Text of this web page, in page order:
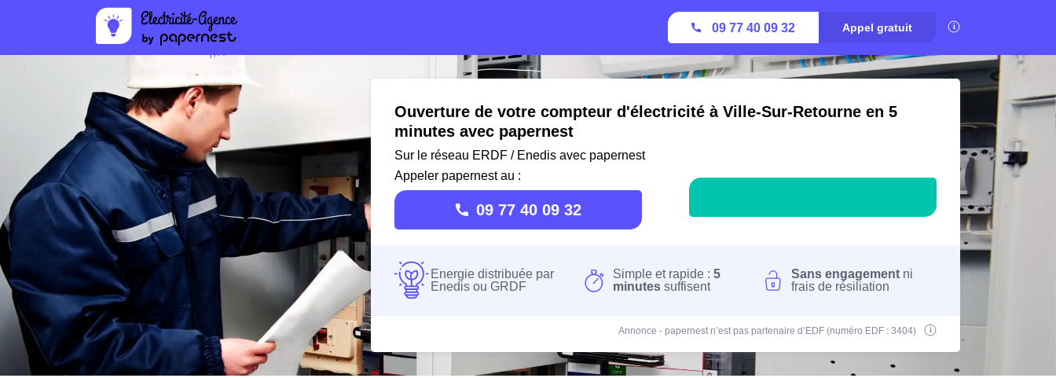
09 77 40 09 32 Appel gratuit
Ouverture de votre compteur d'électricité à Ville-Sur-Retourne en 5
minutes avec papernest
Sur le réseau ERDF / Enedis avec papernest
Appeler papernest au :
09 77 40 09 32
Energie distribuée par
Enedis ou GRDF
Simple et rapide :5
minutes suffisent
Sans engagement ni
frais de résiliation
Annonce - papernest n’est pas partenaire d’EDF (numéro EDF : 3404)